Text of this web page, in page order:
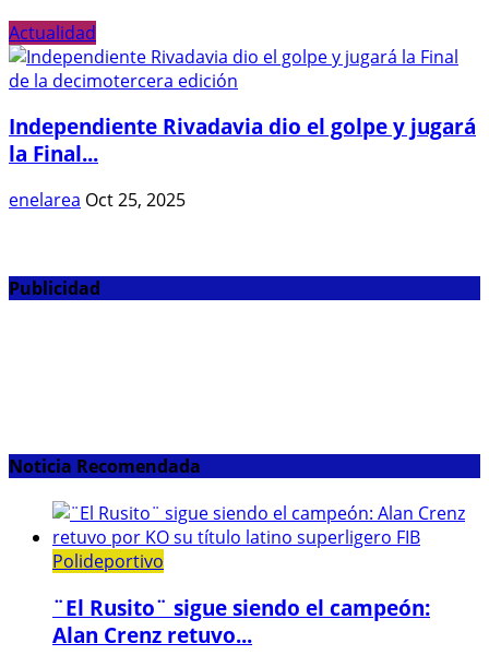
Actualidad
Independiente Rivadavia dio el golpe y jugará
la Final...
enelarea Oct 25, 2025
Publicidad
Noticia Recomendada
Polideportivo
¨El Rusito¨ sigue siendo el campeón:
Alan Crenz retuvo...